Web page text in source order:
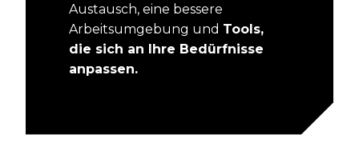
Austausch, eine bessere
Arbeitsumgebung und Tools,
die sich an Ihre Bedürfnisse
anpassen.